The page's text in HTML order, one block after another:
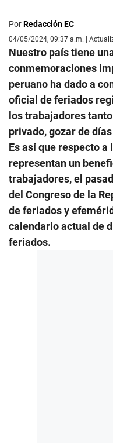
PorRedacción EC
04/05/2024, 09:37 a.m. |
Nuestro país tiene
conmemoraciones
peruano ha dado a
oficial de feriados
los trabajadores
privado, gozar de
Es así que respecto
representan un
trabajadores, el
del Congreso de la
de feriados y
calendario actual de
feriados.